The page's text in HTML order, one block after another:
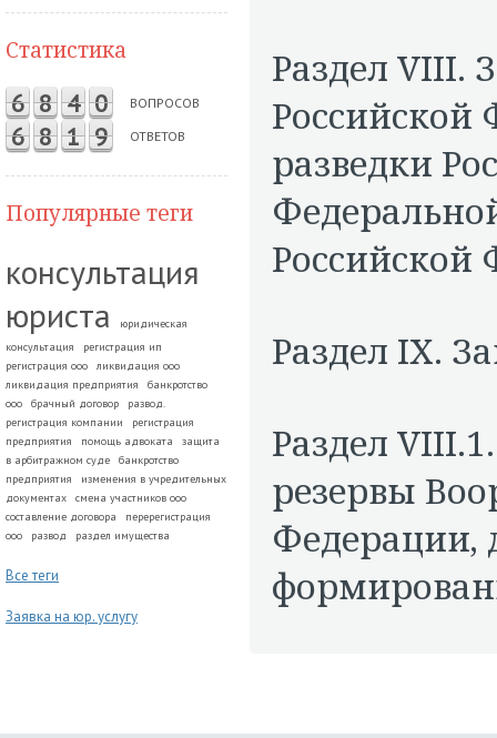
Статистика
6 8 4 0 ВОПРОСОВ
6 8 1 9 ОТВЕТОВ
Популярные теги
консультация
юриста
юридическая
консультация
регистрация ип
регистрация ооо
ликвидация ооо
ликвидация предприятия
банкротство
ооо
брачный договор
развод.
регистрация компании
регистрация
предприятия
помощь адвоката
защита
в арбитражном суде
банкротство
предприятия
изменения в учредительных
документах
смена участников ооо
составление договора
перерегистрация
ооо
развод раздел имущества
Все теги
Заявка на юр. услугу
Раздел VIII.
разведки
Российской
Раздел IX.
Раздел
резервы
Федерации,